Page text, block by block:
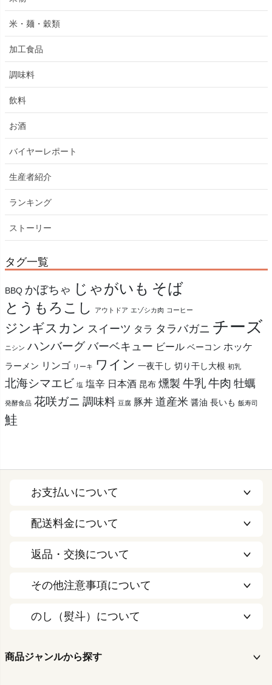
米・麺・穀類
加工食品
調味料
飲料
お酒
バイヤーレポート
生産者紹介
ランキング
ストーリー
タグ一覧
BBQ かぼちゃ じゃがいも そば
とうもろこし アウトドア エゾシカ肉 コーヒー
ジンギスカン スイーツ タラ タラバガニ チーズ
ニシン ハンバーグ バーベキュー ビール ベーコン ホッケ
ラーメン リンゴ リーキ ワイン 一夜干し 切り干し大根 初乳
北海シマエビ 塩 塩辛 日本酒 昆布 燻製 牛乳 牛肉 牡蠣
発酵食品 花咲ガニ 調味料 豆腐 豚丼 道産米 醤油 長いも 飯寿司
鮭
お支払いについて
配送料金について
返品・交換について
その他注意事項について
のし（熨斗）について
商品ジャンルから探す